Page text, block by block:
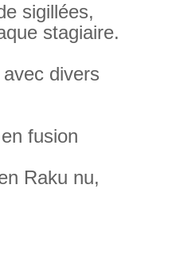
sigillées,
stagiaire.
divers
fusion
Raku nu,